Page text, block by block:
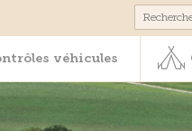
Cours & contrôles
véhicules